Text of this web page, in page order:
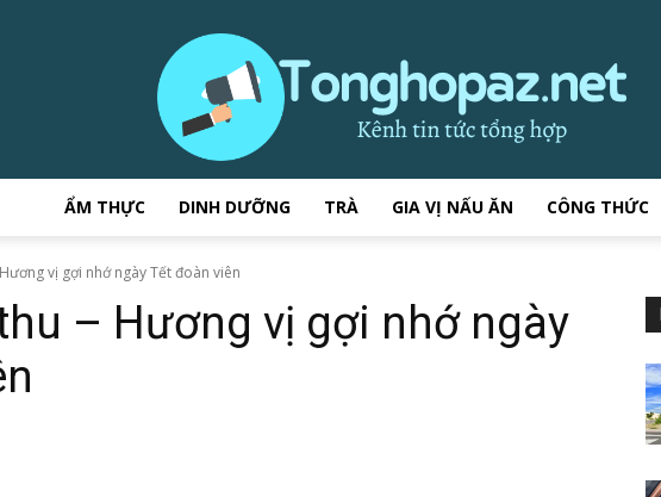
ẨM THỰC DINH DƯỠNG TRÀ GIA VỊ NẤU ĂN CÔNG THỨC
vị gợi nhớ ngày Tết đoàn viên
– Hương vị gợi nhớ ngày